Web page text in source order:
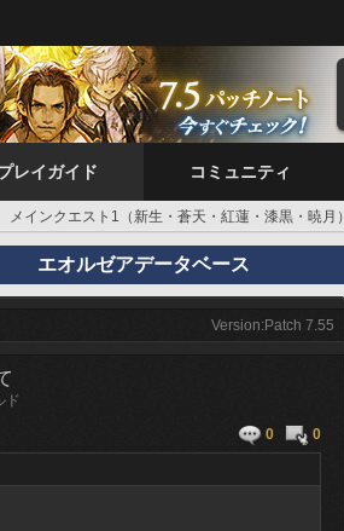
レイガイド コミュニティ
メインクエスト1（新生・蒼天・紅蓮・漆黒・暁月）
エオルゼアデータベース
Version:Patch 7.55
ド
0
0